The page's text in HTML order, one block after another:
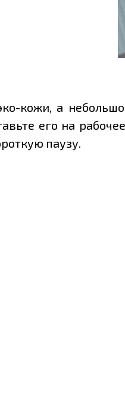
кожи, а
его на
паузу.